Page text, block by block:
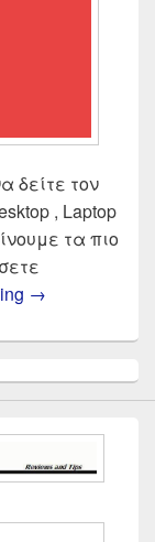
δείτε τον
, Laptop
τα πιο
ALPHA TV
→